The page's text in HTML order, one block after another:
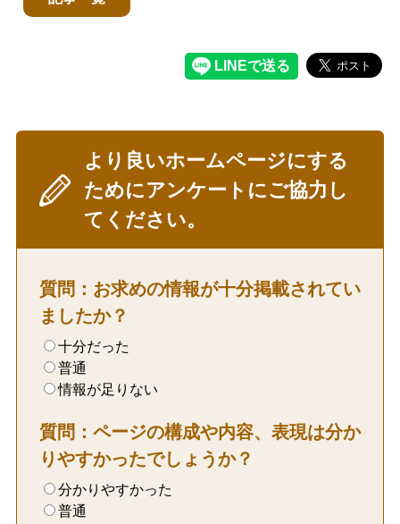
より良いホームページにする
ためにアンケートにご協力し
てください。
質問：お求めの情報が十分掲載されてい
ましたか？
十分だった
普通
情報が足りない
質問：ページの構成や内容、表現は分か
りやすかったでしょうか？
分かりやすかった
普通